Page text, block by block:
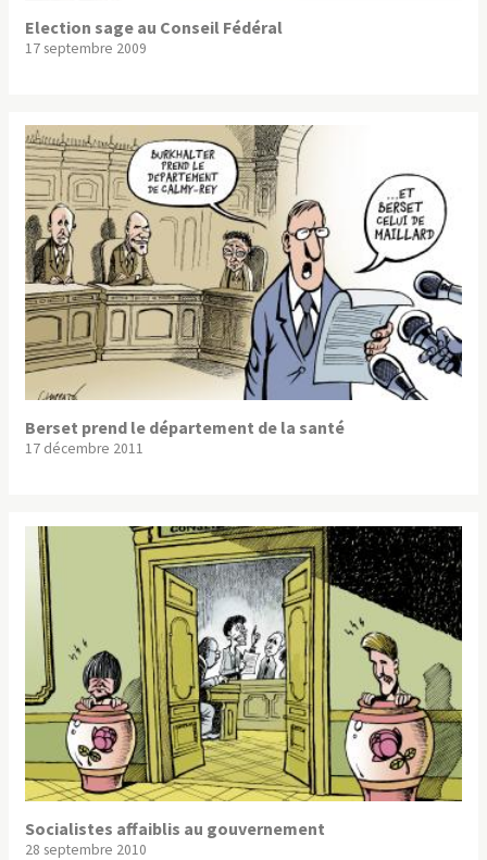
Election sage au Conseil Fédéral
17 septembre 2009
Berset prend le département de la santé
17 décembre 2011
Socialistes affaiblis au gouvernement
28 septembre 2010